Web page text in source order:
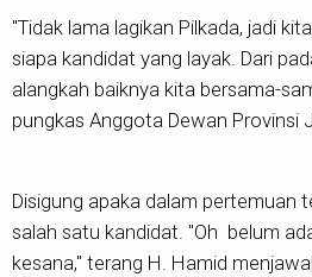
"Tidak lama lagikan Pilkada, jadi
siapa kandidat yang layak. Dari
alangkah baiknya kita bersama-
pungkas Anggota Dewan Provinsi
Disigung apaka dalam pertemuan
salah satu kandidat. "Oh belum
kesana," terang H. Hamid